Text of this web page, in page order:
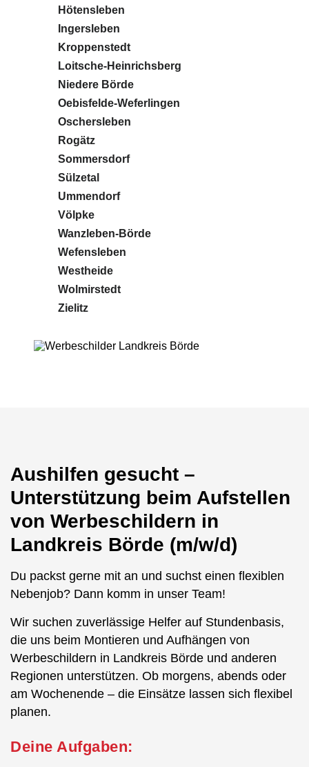
Hötensleben
Ingersleben
Kroppenstedt
Loitsche-Heinrichsberg
Niedere Börde
Oebisfelde-Weferlingen
Oschersleben
Rogätz
Sommersdorf
Sülzetal
Ummendorf
Völpke
Wanzleben-Börde
Wefensleben
Westheide
Wolmirstedt
Zielitz
Aushilfen gesucht –
Unterstützung beim Aufstellen
von Werbeschildern in
Landkreis Börde (m/w/d)
Du packst gerne mit an und suchst einen flexiblen
Nebenjob? Dann komm in unser Team!
Wir suchen zuverlässige Helfer auf Stundenbasis,
die uns beim Montieren und Aufhängen von
Werbeschildern in Landkreis Börde und anderen
Regionen unterstützen. Ob morgens, abends oder
am Wochenende – die Einsätze lassen sich flexibel
planen.
Deine Aufgaben: